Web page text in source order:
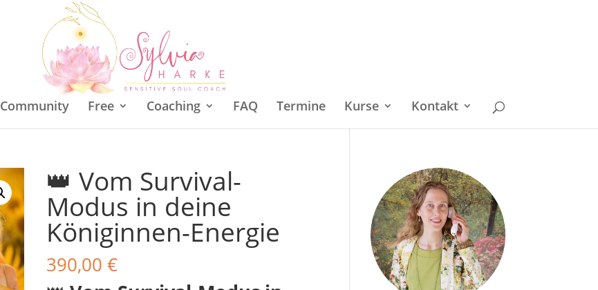
Community Free Coaching FAQ Termine Kurse Kontakt
👑 Vom Survival-
Modus in deine
Königinnen-Energie
390,00€